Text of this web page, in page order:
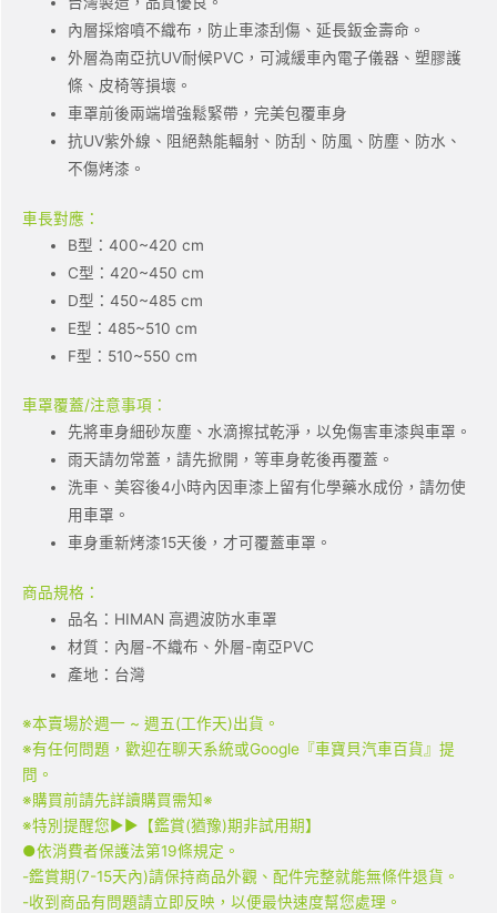
內層採熔噴不織布，防止車漆刮傷、延長鈑金壽命。
外層為南亞抗UV耐候PVC，可減緩車內電子儀器、塑膠護
條、皮椅等損壞。
車罩前後兩端增強鬆緊帶，完美包覆車身
抗UV紫外線、阻絕熱能輻射、防刮、防風、防塵、防水、
不傷烤漆。
車長對應：
B型：400~420 cm
C型：420~450 cm
D型：450~485 cm
E型：485~510 cm
F型：510~550 cm
車罩覆蓋/注意事項：
先將車身細砂灰塵、水滴擦拭乾淨，以免傷害車漆與車罩。
雨天請勿常蓋，請先掀開，等車身乾後再覆蓋。
洗車、美容後4小時內因車漆上留有化學藥水成份，請勿使
用車罩。
車身重新烤漆15天後，才可覆蓋車罩。
商品規格：
品名：HIMAN 高週波防水車罩
材質：內層-不織布、外層-南亞PVC
產地：台灣
※本賣場於週一 ~ 週五(工作天)出貨。
※有任何問題，歡迎在聊天系統或Google『車寶貝汽車百貨』提
問。
※購買前請先詳讀購買需知※
※特別提醒您▶▶【鑑賞(猶豫)期非試用期】
●依消費者保護法第19條規定。
-鑑賞期(7-15天內)請保持商品外觀、配件完整就能無條件退貨。
-收到商品有問題請立即反映，以便最快速度幫您處理。